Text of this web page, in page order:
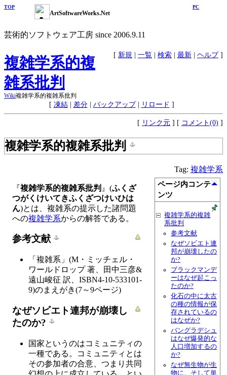
TOP PC
ArtSoftwareWorks.Net
芸術的ソフトウェア工房 since 2006.9.11
[ 新規 | 一覧 | 検索 | 最新 | ヘルプ]
複雑学系的複
雑系批判
Wiki複雑学系的複雑系批判
[ 凍結| 差分| バックアップ| リロード ]
[ リンク元 ] [ コメント(0) ]
複雑学系的複雑系批判
Tag: 複雑学系
ページ内コンテ
ンツ
複雑学系的複雑
系批判
参考文献
なぜソビエト連
邦が崩壊したの
か?
ブラックマンデ
ーはなぜ起こっ
たのか?
化石の中に太古
の種の情報が保
存されているの
はなぜか?
バングラデシュ
はなぜ爆発的な
人口増加するの
か?
なぜ無生物が生
物に、そして単
『複雑学系的複雑系批判 』(ふくざ
つがくけいてきふくざつけいひは
ん)とは、複雑系の提示した諸問題
への複雑学系からの解答である。
参考文献
「複雑系」(M・ミッチェル・
ワールドロップ 著、田中三彦&
遠山峻征 訳、ISBN4-10-533101-
9)のまえがき(7～9ページ)
なぜソビエト連邦が崩壊し
たのか?
国家というのはコミュニティの
一種である。コミュニティとは
その参加者の合意、つまり共同